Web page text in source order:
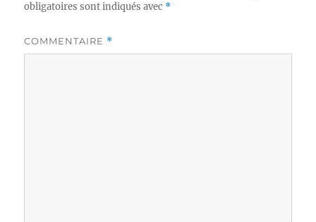
obligatoires sont indiqués avec *
COMMENTAIRE *